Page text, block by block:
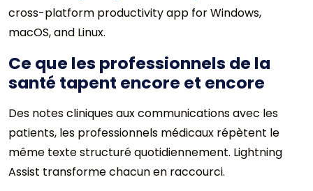
cross-platform productivity app for Windows,
macOS, and Linux.
Ce que les professionnels de la
santé tapent encore et encore
Des notes cliniques aux communications avec les
patients, les professionnels médicaux répètent le
même texte structuré quotidiennement. Lightning
Assist transforme chacun en raccourci.